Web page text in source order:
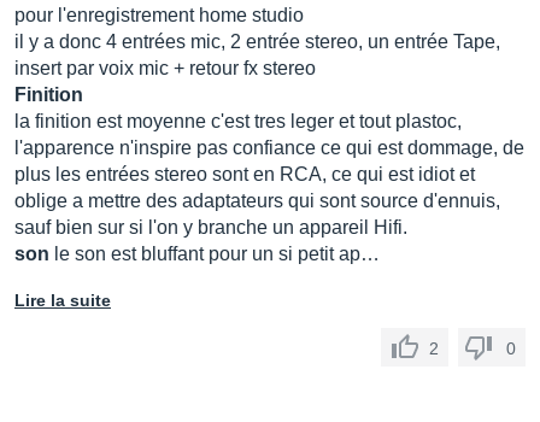
pour l'enregistrement home studio
il y a donc 4 entrées mic, 2 entrée stereo, un entrée Tape,
insert par voix mic + retour fx stereo
Finition
la finition est moyenne c'est tres leger et tout plastoc,
l'apparence n'inspire pas confiance ce qui est dommage, de
plus les entrées stereo sont en RCA, ce qui est idiot et
oblige a mettre des adaptateurs qui sont source d'ennuis,
sauf bien sur si l'on y branche un appareil Hifi.
son le son est bluffant pour un si petit ap…
Lire la suite
2 0